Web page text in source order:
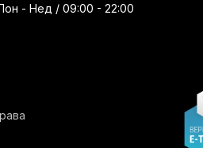
- Нед / 09:00 - 22:00